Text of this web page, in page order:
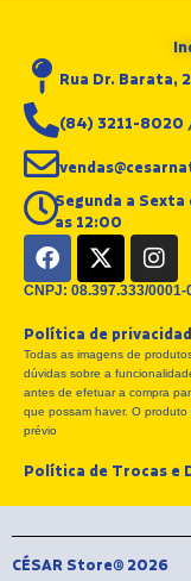
Rua Dr. Barata,
(84) 3211-
Segunda a
as 12:00
F
a
c
b
o
o
k
X
-
t
i
t
t
e
I
n
s
a
g
r
a
CNPJ: 08.397.333/0001-
Política de
Todas as imagens de
dúvidas sobre a
antes de efetuar a compra
que possam haver. O
prévio
Política de Trocas e
CÉSAR Store® 2026